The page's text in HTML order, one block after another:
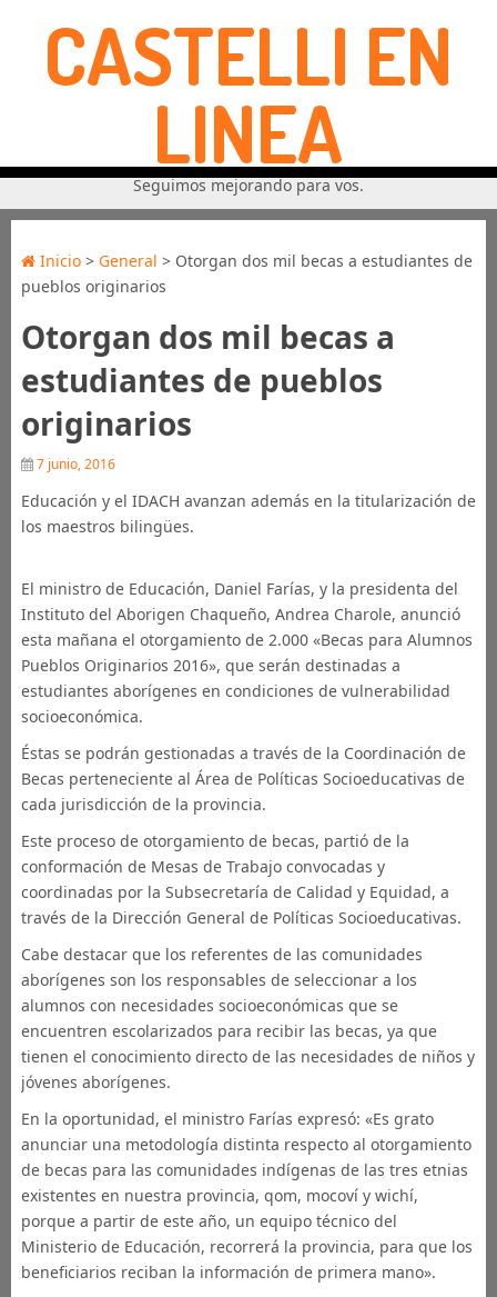
CASTELLI EN
LINEA
Seguimos mejorando para vos.
Inicio> General > Otorgan dos mil becas a estudiantes de
pueblos originarios
Otorgan dos mil becas a
estudiantes de pueblos
originarios
7 junio, 2016
Educación y el IDACH avanzan además en la titularización de
los maestros bilingües.
El ministro de Educación, Daniel Farías, y la presidenta del
Instituto del Aborigen Chaqueño, Andrea Charole, anunció
esta mañana el otorgamiento de 2.000 «Becas para Alumnos
Pueblos Originarios 2016», que serán destinadas a
estudiantes aborígenes en condiciones de vulnerabilidad
socioeconómica.
Éstas se podrán gestionadas a través de la Coordinación de
Becas perteneciente al Área de Políticas Socioeducativas de
cada jurisdicción de la provincia.
Este proceso de otorgamiento de becas, partió de la
conformación de Mesas de Trabajo convocadas y
coordinadas por la Subsecretaría de Calidad y Equidad, a
través de la Dirección General de Políticas Socioeducativas.
Cabe destacar que los referentes de las comunidades
aborígenes son los responsables de seleccionar a los
alumnos con necesidades socioeconómicas que se
encuentren escolarizados para recibir las becas, ya que
tienen el conocimiento directo de las necesidades de niños y
jóvenes aborígenes.
En la oportunidad, el ministro Farías expresó: «Es grato
anunciar una metodología distinta respecto al otorgamiento
de becas para las comunidades indígenas de las tres etnias
existentes en nuestra provincia, qom, mocoví y wichí,
porque a partir de este año, un equipo técnico del
Ministerio de Educación, recorrerá la provincia, para que los
beneficiarios reciban la información de primera mano».